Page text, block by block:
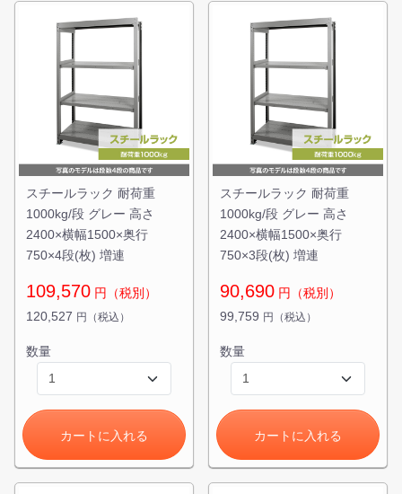
スチールラック 耐荷重
1000kg/段 グレー 高さ
2400×横幅1500×奥行
750×4段(枚) 増連
109,570 円（税別）
120,527 円（税込）
数量
カートに入れる
スチールラック 耐荷重
1000kg/段 グレー 高さ
2400×横幅1500×奥行
750×3段(枚) 増連
90,690 円（税別）
99,759 円（税込）
数量
カートに入れる